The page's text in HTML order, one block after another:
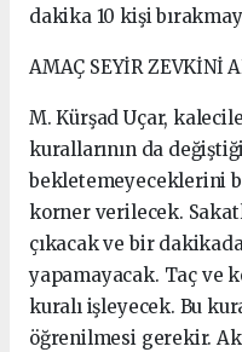
dakika 10 kişi
AMAÇ SEYİR ZEVKİNİ
M. Kürşad Uçar,
kurallarının da
bekletemeyeceklerini
korner verilecek.
çıkacak ve bir
yapamayacak. Taç ve
kuralı işleyecek. Bu
öğrenilmesi gerekir.